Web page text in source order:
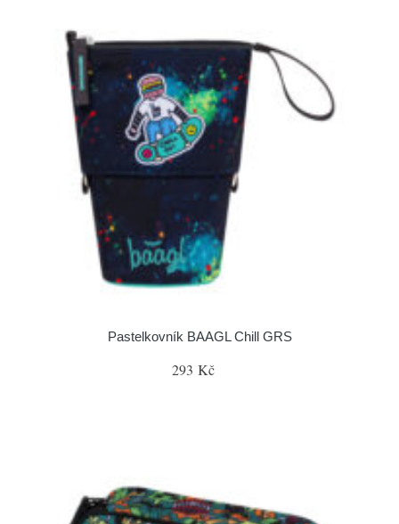
Pastelkovník BAAGL Chill GRS
293 Kč